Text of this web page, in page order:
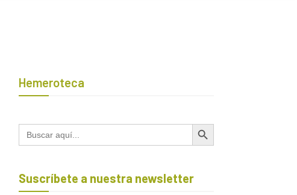
Hemeroteca
Buscar: Botón de búsqueda
Suscríbete a nuestra newsletter